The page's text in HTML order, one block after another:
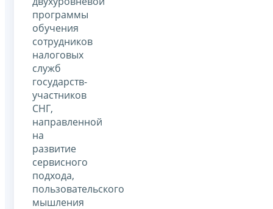
программы
обучения
сотрудников
налоговых
служб
государств-
участников
СНГ,
направленной
на
развитие
сервисного
подхода,
пользовательского
мышления